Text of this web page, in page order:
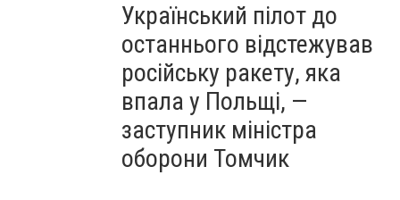
Український пілот до
останнього відстежував
російську ракету, яка
впала у Польщі, —
заступник міністра
оборони Томчик